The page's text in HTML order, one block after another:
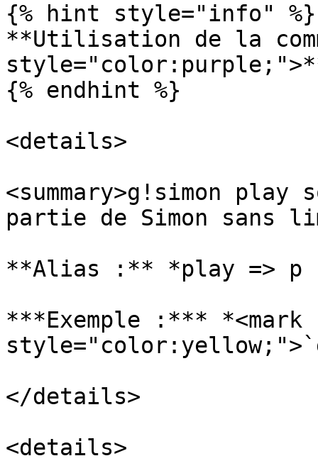
{% hint style="info" %}
**Utilisation de la
{% endhint %}
<details>
<summary>g!simon
partie de Simon sans
**Alias :** *play => p
***Exemple :*** *<mark
</details>
<details>